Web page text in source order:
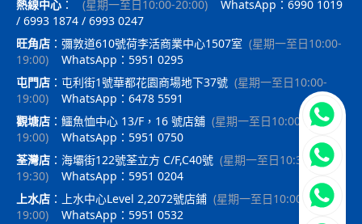
熱線中心 ： (星期一至日10:00-20:00)
WhatsApp：6990 1019
/ 6993 1874 / 6993 0247
旺角店 ： 彌敦道610號荷李活商業中心1507室 (星期一至日10:00-
19:00)
WhatsApp：5951 0295
屯門店 ： 屯利街1號華都花園商場地下37號 (星期一至日10:00-
19:00)
WhatsApp：6478 5591
觀塘店 ： 鱷魚恤中心 13/F，16 號店舖 (星期一至日10:00-
19:00)
WhatsApp：5951 0750
荃灣店 ： 海壩街122號荃立方 C/F,C40號 (星期一至日10:30-
19:30)
WhatsApp：5951 0204
上水店 ： 上水中心Level 2,2072號店鋪 (星期一至日10:00-
19:00)
WhatsApp：5951 0532
立即